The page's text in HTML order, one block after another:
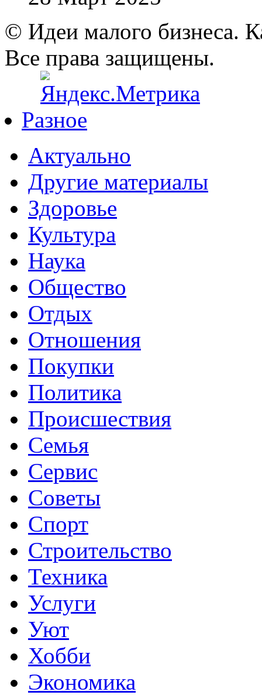
© Идеи малого бизнеса.
Все права защищены.
Разное
Актуально
Другие материалы
Здоровье
Культура
Наука
Общество
Отдых
Отношения
Покупки
Политика
Происшествия
Семья
Сервис
Советы
Спорт
Строительство
Техника
Услуги
Уют
Хобби
Экономика